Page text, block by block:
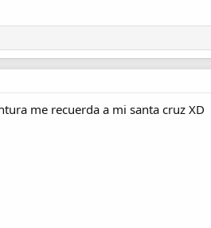
me recuerda a mi santa cruz XD